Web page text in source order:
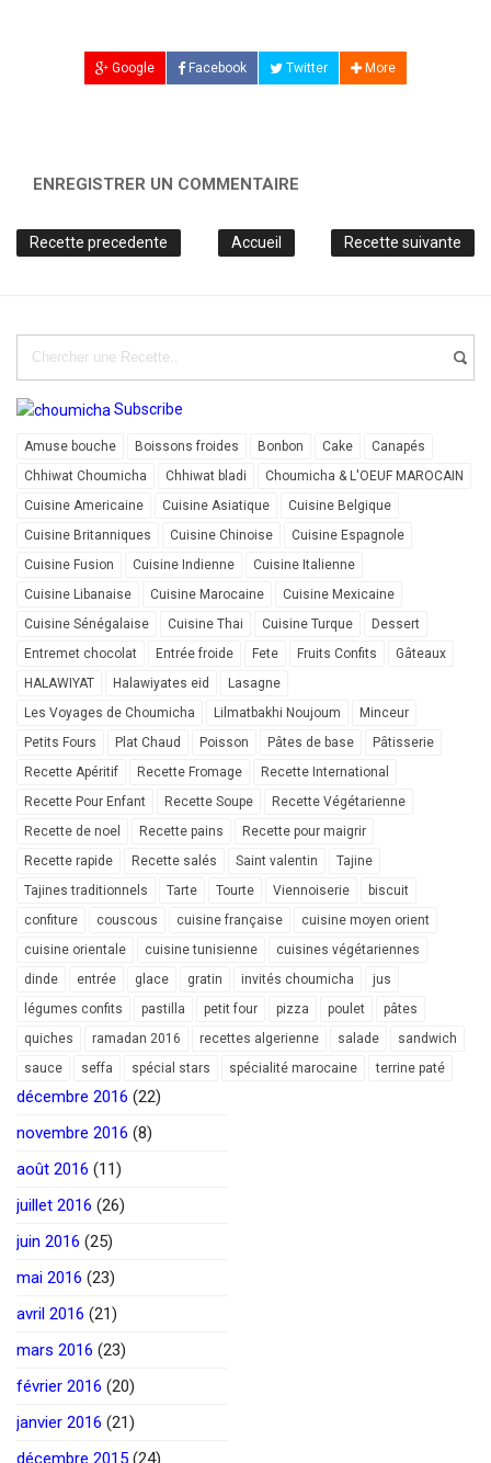
Google Facebook Twitter More
ENREGISTRER UN COMMENTAIRE
Recette precedente Recette suivante
Accueil
Subscribe
Amuse bouche Boissons froides Bonbon Cake
Canapés
Chhiwat Choumicha
Chhiwat bladi
Choumicha & L'OEUF MAROCAIN
Cuisine Americaine
Cuisine Asiatique
Cuisine Belgique
Cuisine Britanniques
Cuisine Chinoise
Cuisine Espagnole
Cuisine Fusion
Cuisine Indienne
Cuisine Italienne
Cuisine Libanaise
Cuisine Marocaine
Cuisine Mexicaine
Cuisine Sénégalaise
Cuisine Thai Cuisine Turque
Dessert
Entremet chocolat
Entrée froide Fete Fruits Confits
Gâteaux
HALAWIYAT
Halawiyates eid
Lasagne
Les Voyages de Choumicha
Lilmatbakhi Noujoum
Minceur
Petits Fours
Plat Chaud Poisson Pâtes de base
Pâtisserie
Recette Apéritif
Recette Fromage
Recette International
Recette Pour Enfant
Recette Soupe
Recette Végétarienne
Recette de noel
Recette pains
Recette pour maigrir
Recette rapide
Recette salés Saint valentin
Tajine
Tajines traditionnels
Tarte Tourte Viennoiserie
biscuit
confiture
couscous cuisine française
cuisine moyen orient
cuisine orientale
cuisine tunisienne
cuisines végétariennes
dinde
entrée glace gratin invités choumicha
jus
légumes confits
pastilla petit four pizza poulet
pâtes
quiches
ramadan 2016 recettes algerienne salade
sandwich
sauce
seffa spécial stars spécialité marocaine terrine paté
décembre 2016 (22)
novembre 2016 (8)
août 2016 (11)
juillet 2016 (26)
juin 2016 (25)
mai 2016 (23)
avril 2016 (21)
mars 2016 (23)
février 2016 (20)
janvier 2016 (21)
décembre 2015 (24)